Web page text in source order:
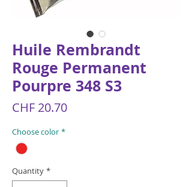
Huile Rembrandt
Rouge Permanent
Pourpre 348 S3
CHF 20.70Price
Choose color *
Quantity *